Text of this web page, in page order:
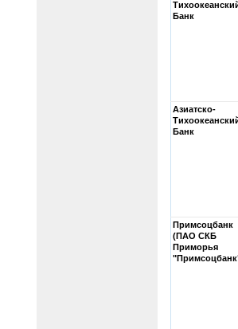
Банк
Азиатско-
Банк
Примсоцбанк
(ПАО СКБ
Приморья